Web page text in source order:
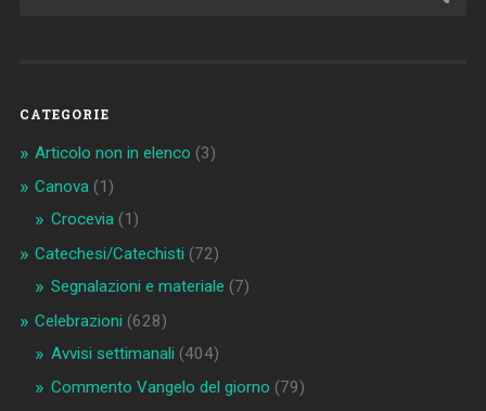
CATEGORIE
Articolo non in elenco (3)
Canova(1)
Crocevia(1)
Catechesi/Catechisti (72)
Segnalazioni e materiale (7)
Celebrazioni (628)
Avvisi settimanali (404)
Commento Vangelo del giorno (79)